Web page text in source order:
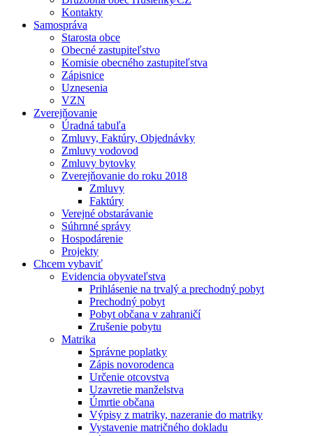
Kontakty
Samospráva
Starosta obce
Obecné zastupiteľstvo
Komisie obecného zastupiteľstva
Zápisnice
Uznesenia
VZN
Zverejňovanie
Úradná tabuľa
Zmluvy, Faktúry, Objednávky
Zmluvy vodovod
Zmluvy bytovky
Zverejňovanie do roku 2018
Zmluvy
Faktúry
Verejné obstarávanie
Súhrnné správy
Hospodárenie
Projekty
Chcem vybaviť
Evidencia obyvateľstva
Prihlásenie na trvalý a prechodný pobyt
Prechodný pobyt
Pobyt občana v zahraničí
Zrušenie pobytu
Matrika
Správne poplatky
Zápis novorodenca
Určenie otcovstva
Uzavretie manželstva
Úmrtie občana
Výpisy z matriky, nazeranie do matriky
Vystavenie matričného dokladu